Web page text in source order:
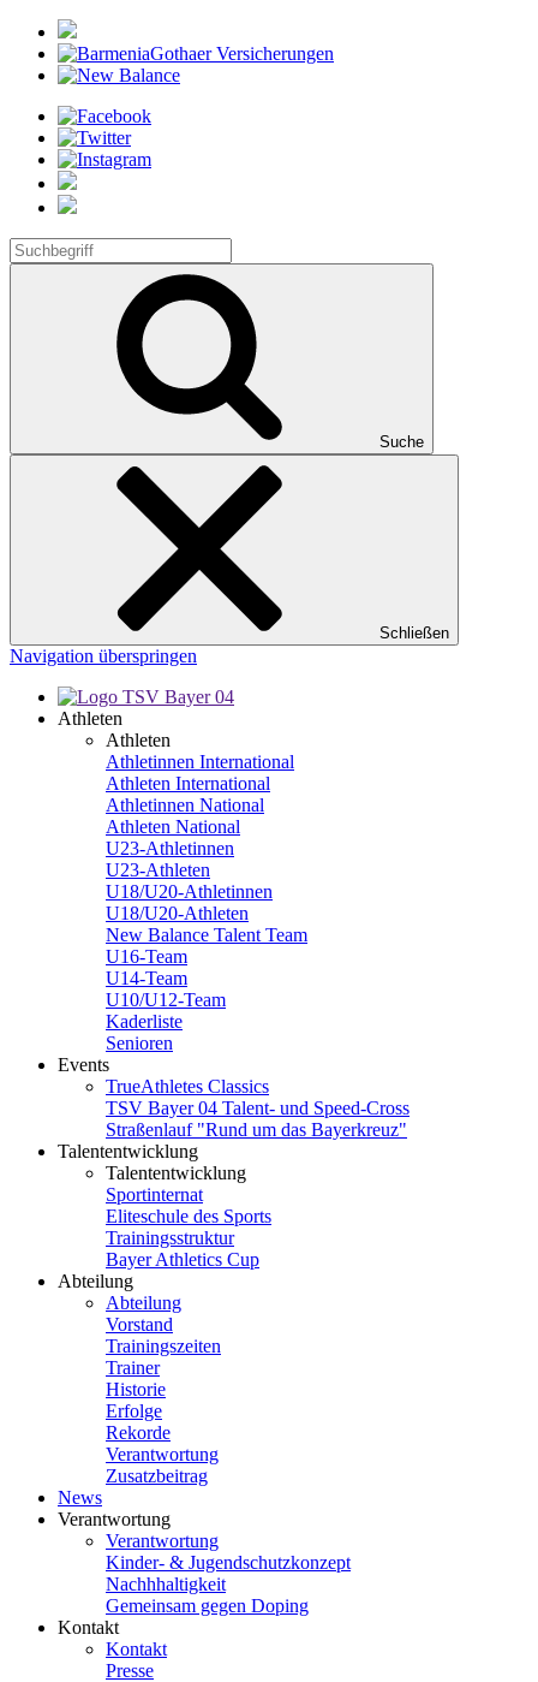
Suche
Schließen
Navigation überspringen
Athleten
Athleten
Athletinnen International
Athleten International
Athletinnen National
Athleten National
U23-Athletinnen
U23-Athleten
U18/U20-Athletinnen
U18/U20-Athleten
New Balance Talent Team
U16-Team
U14-Team
U10/U12-Team
Kaderliste
Senioren
Events
TrueAthletes Classics
TSV Bayer 04 Talent- und Speed-Cross
Straßenlauf "Rund um das Bayerkreuz"
Talententwicklung
Talententwicklung
Sportinternat
Eliteschule des Sports
Trainingsstruktur
Bayer Athletics Cup
Abteilung
Abteilung
Vorstand
Trainingszeiten
Trainer
Historie
Erfolge
Rekorde
Verantwortung
Zusatzbeitrag
News
Verantwortung
Verantwortung
Kinder- & Jugendschutzkonzept
Nachhhaltigkeit
Gemeinsam gegen Doping
Kontakt
Kontakt
Presse